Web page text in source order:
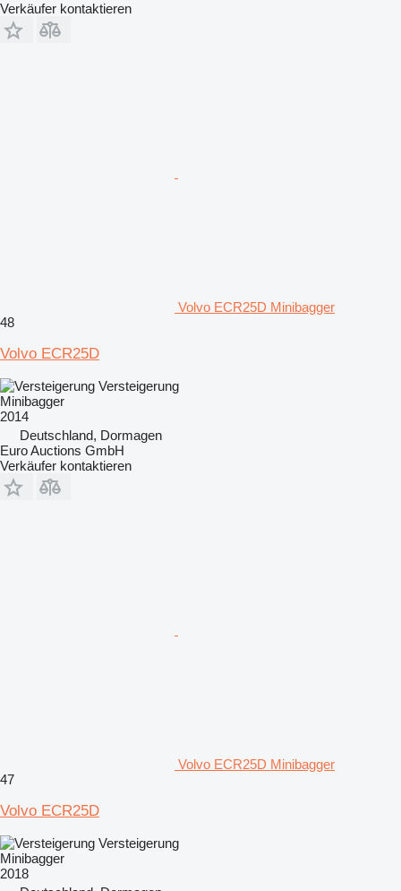
Verkäufer kontaktieren
Volvo ECR25D Minibagger
48
Volvo ECR25D
Versteigerung
Minibagger
2014
Deutschland, Dormagen
Euro Auctions GmbH
Verkäufer kontaktieren
Volvo ECR25D Minibagger
47
Volvo ECR25D
Versteigerung
Minibagger
2018